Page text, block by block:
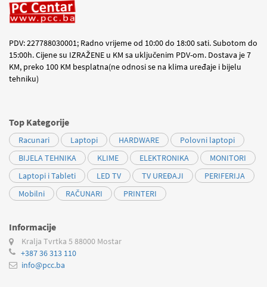
PDV: 227788030001; Radno vrijeme od 10:00 do 18:00 sati. Subotom do
15:00h. Cijene su IZRAŽENE u KM sa uključenim PDV-om. Dostava je 7
KM, preko 100 KM besplatna(ne odnosi se na klima uređaje i bijelu
tehniku)
Top Kategorije
Racunari Laptopi HARDWARE
Polovni laptopi
BIJELA TEHNIKA
KLIME ELEKTRONIKA
MONITORI
Laptopi i Tableti
LED TV TV UREĐAJI
PERIFERIJA
Mobilni
RAČUNARI PRINTERI
Informacije
Kralja Tvrtka 5 88000 Mostar
+387 36 313 110
info@pcc.ba